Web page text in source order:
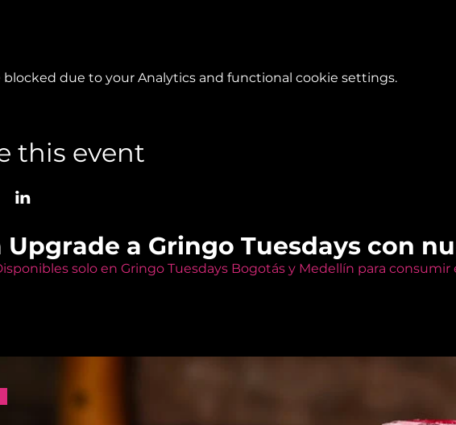
blocked due to your Analytics and functional cookie settings.
this event
Upgrade a Gringo Tuesdays con
solo en Gringo Tuesdays Bogotás y Medellín para consumir